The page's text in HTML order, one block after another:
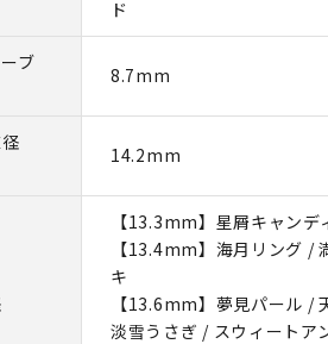
ド
ブ
8.7mm
14.2mm
【13.3mm】星屑キャンデ
【13.4mm】海月リング /
キ
【13.6mm】夢見パール /
淡雪うさぎ / スウィートア